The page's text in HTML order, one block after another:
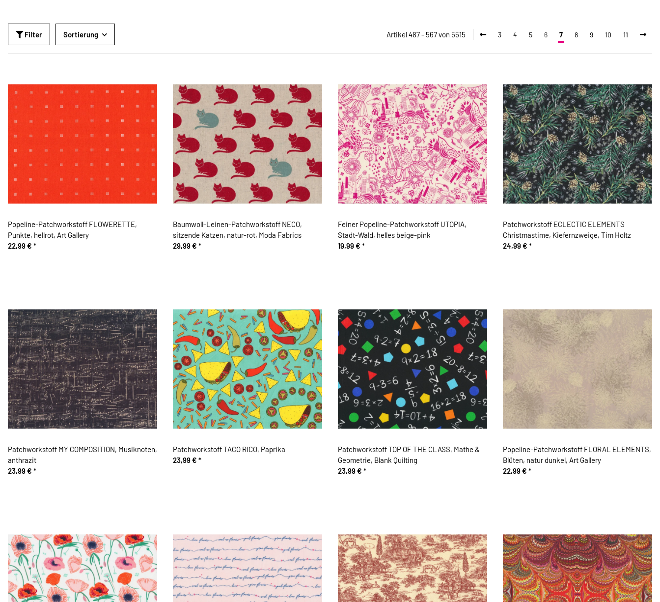
Filter Sortierung Artikel 487 - 567 von 5515 3 4 5 6 7 8 9 10 11
Popeline-Patchworkstoff FLOWERETTE,
Punkte, hellrot, Art Gallery
22,99 € *
Baumwoll-Leinen-Patchworkstoff NECO,
sitzende Katzen, natur-rot, Moda Fabrics
29,99 € *
Feiner Popeline-Patchworkstoff UTOPIA,
Stadt-Wald, helles beige-pink
19,99 € *
Patchworkstoff ECLECTIC ELEMENTS
Christmastime, Kiefernzweige, Tim Holtz
24,99 € *
Patchworkstoff MY COMPOSITION, Musiknoten,
anthrazit
23,99 € *
Patchworkstoff TACO RICO, Paprika
23,99 € *
Patchworkstoff TOP OF THE CLASS, Mathe &
Geometrie, Blank Quilting
23,99 € *
Popeline-Patchworkstoff FLORAL ELEMENTS,
Blüten, natur dunkel, Art Gallery
22,99 € *